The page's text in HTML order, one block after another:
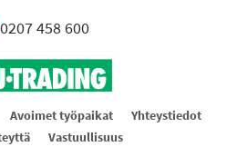
0207 458 600
Ab
Avoimet työpaikat
Yhteystiedot
Vastuullisuus